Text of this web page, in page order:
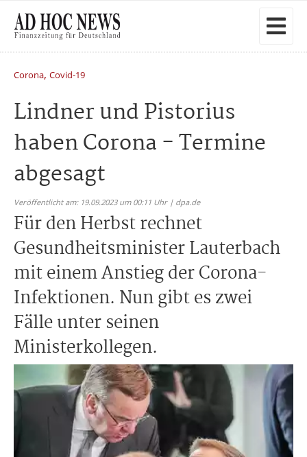
Corona, Covid-19
Lindner und Pistorius
haben Corona - Termine
abgesagt
Veröffentlicht am: 19.09.2023 um 00:11 Uhr | dpa.de
Für den Herbst rechnet
Gesundheitsminister Lauterbach
mit einem Anstieg der Corona-
Infektionen. Nun gibt es zwei
Fälle unter seinen
Ministerkollegen.